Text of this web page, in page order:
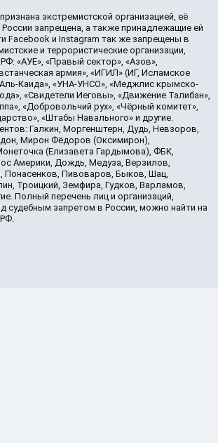
экстремистской организацией, её
России запрещена, а также принадлежащие ей
Facebook и Instagram так же запрещены в
и террористические организации,
«АУЕ», «Правый сектор», «Азов»,
армия», «ИГИЛ» (ИГ, Исламское
Каида», «УНА-УНСО», «Меджлис крымско-
«Свидетели Иеговы», «Движение Талибан»,
«Добровольчий рух», «Чёрный комитет»,
«Штабы Навального» и другие.
Галкин, Моргенштерн, Дудь, Невзоров,
Мирон Фёдоров (Оксимирон),
(Елизавета Гардымова), ФБК,
Америки, Дождь, Медуза, Верзилов,
Понасенков, Пивоваров, Быков, Шац,
Троицкий, Земфира, Гудков, Варламов,
Полный перечень лиц и организаций,
судебным запретом в России, можно найти на